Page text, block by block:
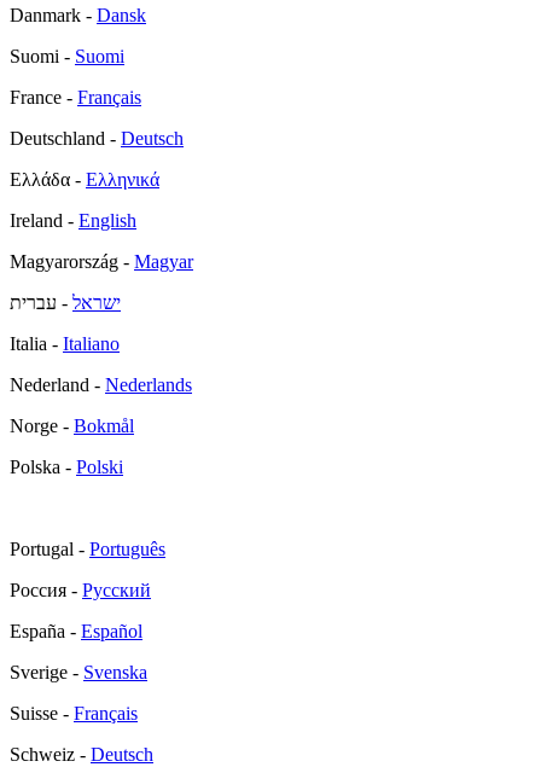
Danmark - Dansk
Suomi - Suomi
France - Français
Deutschland - Deutsch
Ελλάδα - Ελληνικά
Ireland - English
Magyarország - Magyar
ישראל - עברית
Italia - Italiano
Nederland - Nederlands
Norge - Bokmål
Polska - Polski
Portugal - Português
Россия - Русский
España - Español
Sverige - Svenska
Suisse - Français
Schweiz - Deutsch